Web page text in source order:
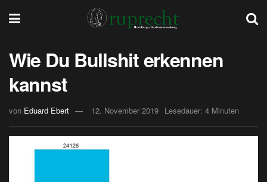
Wie Du Bullshit erkennen
kannst
von Eduard Ebert 12. November 2019 Lesedauer: 4 Minuten